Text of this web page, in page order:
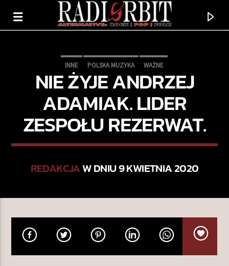
L.A. GUNS
INNE POLSKA MUZYKA WAŻNE
NIE ŻYJE ANDRZEJ
ADAMIAK. LIDER
ZESPOŁU REZERWAT.
REDAKCJAW DNIU 9 KWIETNIA 2020